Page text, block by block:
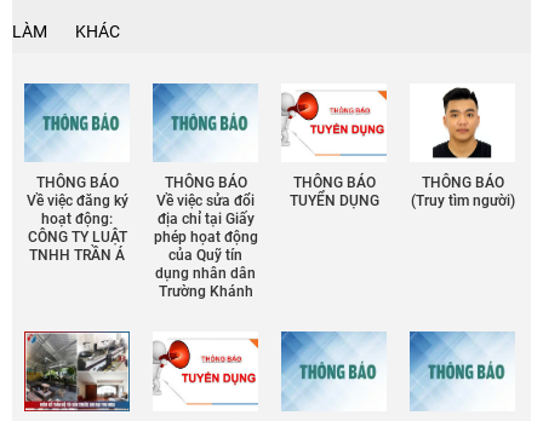
LÀM KHÁC
THÔNG BÁO
Về việc đăng ký
hoạt động:
CÔNG TY LUẬT
TNHH TRẦN Á
THÔNG BÁO
Về việc sửa đổi
địa chỉ tại Giấy
phép họat động
của Quỹ tín
dụng nhân dân
Trường Khánh
THÔNG BÁO
TUYỂN DỤNG
THÔNG BÁO
(Truy tìm người)